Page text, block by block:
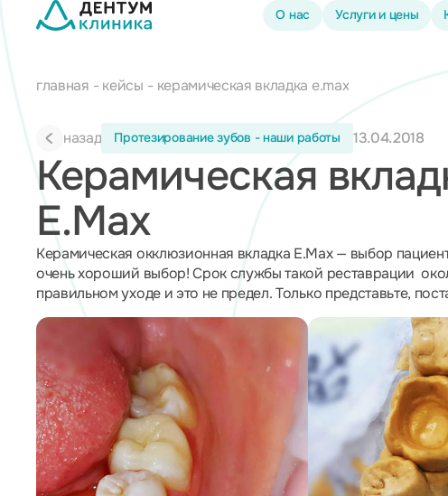
О нас Услуги и цены
главная кейсы керамическая вкладка e.max
назад Протезирование зубов - наши работы 13.04.2018
Керамическая
E.Max
Керамическая окклюзионная вкладка E.Max — выбор
очень хороший выбор! Срок службы такой реставрации
правильном уходе и это не предел. Только представьте,